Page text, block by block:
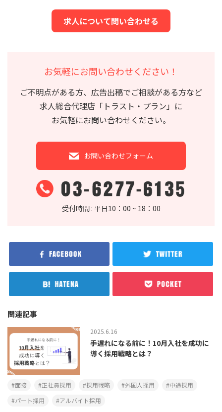
求人について問い合わせる
お気軽にお問い合わせください！
ご不明点がある方、広告出稿でご相談がある方など
求人総合代理店 「トラスト・プラン」に
お気軽にお問い合わせください。
お問い合わせフォーム
受付時間 : 平日10：00 ~ 18：00
関連記事
2025.6.16
手遅れになる前に！10月入社を成功に
導く採用戦略とは？
面接 正社員採用 採用戦略 外国人採用
中途採用
パート採用
アルバイト採用